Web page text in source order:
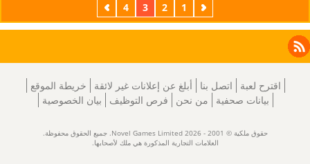
السابق1
2
3
4 التالي
Facebook
Instagram
X
LinkedIn
RSS
اقترح لعبة اتصل بنا أبلغ عن إعلانات غير لائقة
خريطة الموقع
بيانات صحفية
من نحن فرص التوظيف بيان الخصوصية
حقوق ملكية © 2001 - 2026 Novel Games Limited. جميع الحقوق محفوظة.
العلامات التجارية المذكورة هي ملك لأصحابها.